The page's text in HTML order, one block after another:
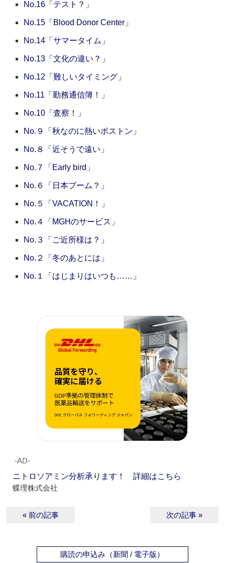
No.16「テスト？」
No.15「Blood Donor Center」
No.14「サマータイム」
No.13「文化の違い？」
No.12「難しいタイミング」
No.11「勤務通信簿！」
No.10「査察！」
No.９「秋なのに熱いボストン」
No.８「近そうで遠い」
No.７「Early bird」
No.６「日本ブーム？」
No.５「VACATION！」
No.４「MGHのサービス」
No.３「ご近所様は？」
No.２「冬のあとには」
No.１「はじまりはいつも……」
‐AD‐
ニトロソアミン分析承ります！ 詳細はこちら
蝶理株式会社
« 前の記事 次の記事 »
購読の申込み（新聞 / 電子版）